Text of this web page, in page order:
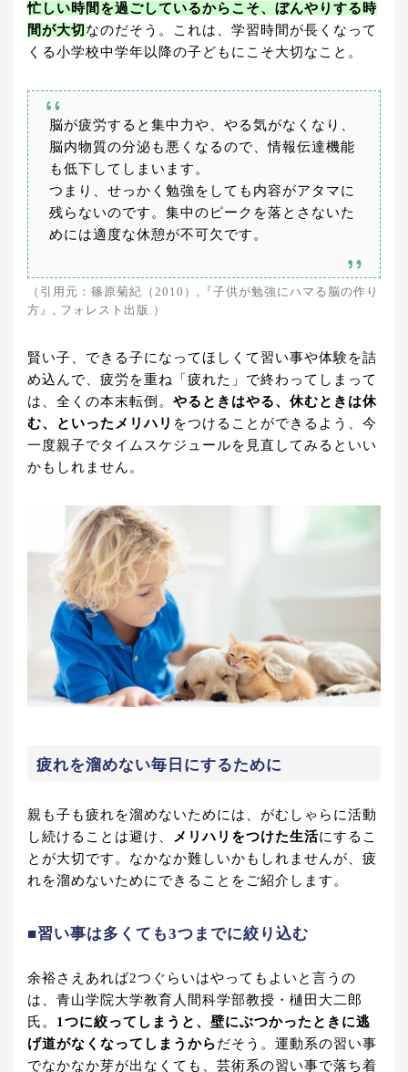
忙しい時間を過ごしているからこそ、ぼんやりする時
間が大切 なのだそう。これは、学習時間が長くなって
くる小学校中学年以降の子どもにこそ大切なこと。
脳が疲労すると集中力や、やる気がなくなり、
脳内物質の分泌も悪くなるので、情報伝達機能
も低下してしまいます。
つまり、せっかく勉強をしても内容がアタマに
残らないのです。集中のピークを落とさないた
めには適度な休憩が不可欠です。
（引用元：篠原菊紀（2010）,『子供が勉強にハマる脳の作り
方』, フォレスト出版.）
賢い子、できる子になってほしくて習い事や体験を詰
め込んで、疲労を重ね「疲れた」で終わってしまって
は、全くの本末転倒。 やるときはやる、休むときは休
む、といったメリハリ をつけることができるよう、今
一度親子でタイムスケジュールを見直してみるといい
かもしれません。
疲れを溜めない毎日にするために
親も子も疲れを溜めないためには、がむしゃらに活動
し続けることは避け、
メリハリをつけた生活にするこ
とが大切です。なかなか難しいかもしれませんが、疲
れを溜めないためにできることをご紹介します。
■習い事は多くても3つまでに絞り込む
余裕さえあれば2つぐらいはやってもよいと言うの
は、青山学院大学教育人間科学部教授・樋田大二郎
氏。 1つに絞ってしまうと、壁にぶつかったときに逃
げ道がなくなってしまうからだそう。運動系の習い事
でなかなか芽が出なくても、芸術系の習い事で落ち着